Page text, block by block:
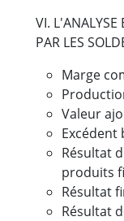
VI. L'ANALYSE
PAR LES
Marge
Valeur
Résultat
produits
Résultat
Résultat